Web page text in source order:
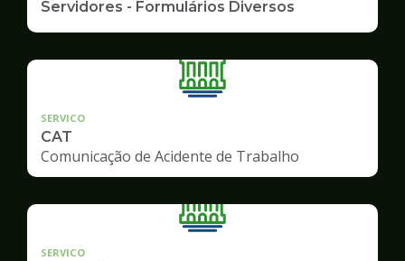
Servidores - Formulários Diversos
SERVICO
CAT
Comunicação de Acidente de Trabalho
SERVICO